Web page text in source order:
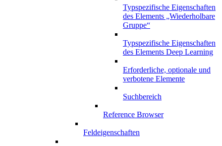
Typspezifische Eigenschaften
des Elements „Wiederholbare
Gruppe“
Typspezifische Eigenschaften
des Elements Deep Learning
Erforderliche, optionale und
verbotene Elemente
Suchbereich
Reference Browser
Feldeigenschaften